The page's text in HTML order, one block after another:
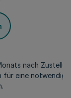
nach
für eine